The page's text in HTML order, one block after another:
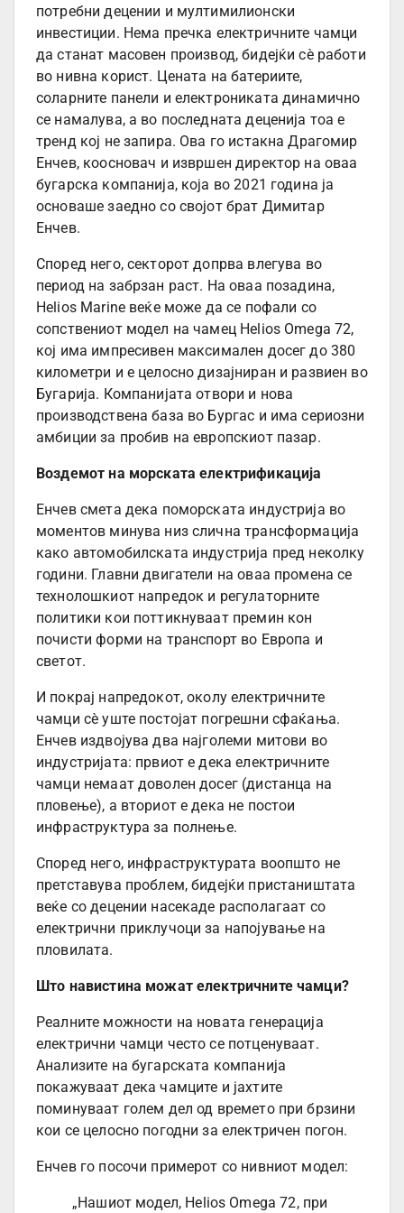
потребни децении и мултимилионски
инвестиции. Нема пречка електричните чамци
да станат масовен производ, бидејќи сè работи
во нивна корист. Цената на батериите,
соларните панели и електрониката динамично
се намалува, а во последната деценија тоа е
тренд кој не запира. Ова го истакна Драгомир
Енчев, коосновач и извршен директор на оваа
бугарска компанија, која во 2021 година ја
основаше заедно со својот брат Димитар
Енчев.
Според него, секторот допрва влегува во
период на забрзан раст. На оваа позадина,
Helios Marine веќе може да се пофали со
сопствениот модел на чамец Helios Omega 72,
кој има импресивен максимален досег до 380
километри и е целосно дизајниран и развиен во
Бугарија. Компанијата отвори и нова
производствена база во Бургас и има сериозни
амбиции за пробив на европскиот пазар.
Воздемот на морската електрификација
Енчев смета дека поморската индустрија во
моментов минува низ слична трансформација
како автомобилската индустрија пред неколку
години. Главни двигатели на оваа промена се
технолошкиот напредок и регулаторните
политики кои поттикнуваат премин кон
почисти форми на транспорт во Европа и
светот.
И покрај напредокот, околу електричните
чамци сè уште постојат погрешни сфаќања.
Енчев издвојува два најголеми митови во
индустријата: првиот е дека електричните
чамци немаат доволен досег (дистанца на
пловење), а вториот е дека не постои
инфраструктура за полнење.
Според него, инфраструктурата воопшто не
претставува проблем, бидејќи пристаништата
веќе со децении насекаде располагаат со
електрични приклучоци за напојување на
пловилата.
Што навистина можат електричните чамци?
Реалните можности на новата генерација
електрични чамци често се потценуваат.
Анализите на бугарската компанија
покажуваат дека чамците и јахтите
поминуваат голем дел од времето при брзини
кои се целосно погодни за електричен погон.
Енчев го посочи примерот со нивниот модел:
„Нашиот модел, Helios Omega 72, при